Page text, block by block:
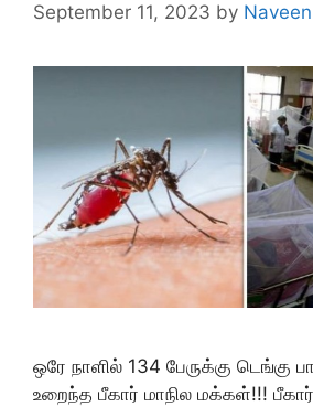
September 11, 2023 by
ஒரே நாளில் 134 பேருக்கு டெங்கு
உறைந்த பீகார் மாநில மக்கள்!!!